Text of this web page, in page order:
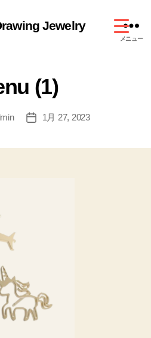
Jewelry
メニュー
(1)
投
1月 27, 2023